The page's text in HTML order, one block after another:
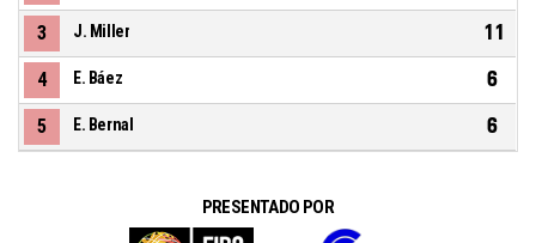
3 J. Miller 11
4 E. Báez 6
5 E. Bernal 6
PRESENTADO POR